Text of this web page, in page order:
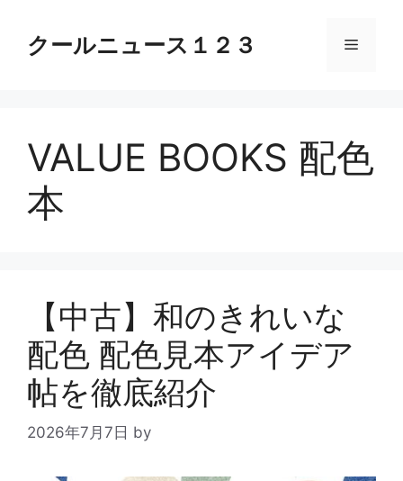
クールニュース１２３ メ
ュ
VALUE BOOKS 配色
本
【中古】和のきれいな
配色 配色見本アイデア
帖を徹底紹介
2026年7月7日 by